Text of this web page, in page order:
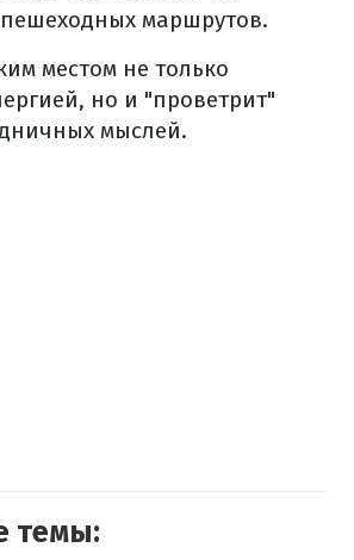
маршрутов.
местом не только
но и "проветрит"
мыслей.
темы: